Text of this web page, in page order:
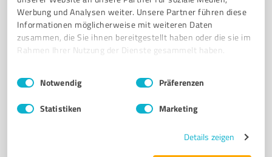
Werbung und Analysen weiter. Unsere Partner führen diese
Informationen möglicherweise mit weiteren Daten
zusammen, die Sie ihnen bereitgestellt haben oder die sie im
Rahmen Ihrer Nutzung der Dienste gesammelt haben.
Impressum Datenschutzbestimmungen
Einwilligungsauswahl
Notwendig Präferenzen
Statistiken Marketing
Details zeigen
4,70 / 5,00
13Bewertungen (1 Quelle)
Ottemeier Datentechnik GmbH
IT-Systemhaus Ottemeier Datentechnik GmbH - Ihr